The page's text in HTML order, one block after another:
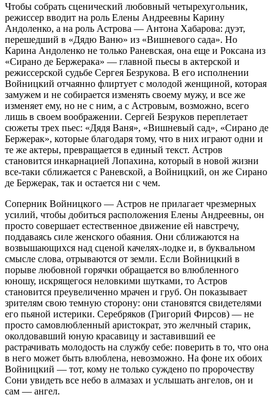
Чтобы собрать сценический любовный четырехугольник,
режиссер вводит на роль Елены Андреевны Карину
Андоленко, а на роль Астрова — Антона Хабарова: дуэт,
перешедший в «Дядю Ваню» из «Вишневого сада». Но
Карина Андоленко не только Раневская, она еще и Роксана из
«Сирано де Бержерака» — главной пьесы в актерской и
режиссерской судьбе Сергея Безрукова. В его исполнении
Войницкий отчаянно флиртует с молодой женщиной, которая
замужем и не собирается изменять своему мужу, и все же
изменяет ему, но не с ним, а с Астровым, возможно, всего
лишь в своем воображении. Сергей Безруков переплетает
сюжеты трех пьес: «Дядя Ваня», «Вишневый сад», «Сирано де
Бержерак», которые благодаря тому, что в них играют одни и
те же актеры, превращается в единый текст. Астров
становится инкарнацией Лопахина, который в новой жизни
все-таки сближается с Раневской, а Войницкий, он же Сирано
де Бержерак, так и остается ни с чем.
Соперник Войницкого — Астров не прилагает чрезмерных
усилий, чтобы добиться расположения Елены Андреевны, он
просто совершает естественное движение ей навстречу,
поддаваясь силе женского обаяния. Они сближаются на
возвышающихся над сценой качелях-лодке и, в буквальном
смысле слова, отрываются от земли. Если Войницкий в
порыве любовной горячки обращается во влюбленного
юношу, искрящегося неловкими шутками, то Астров
становится преувеличенно мрачен и груб. Он показывает
зрителям свою темную сторону: они становятся свидетелями
его пьяной истерики. Серебряков (Григорий Фирсов) — не
просто самовлюбленный аристократ, это желчный старик,
околдовавший юную красавицу и заставивший ее
растрачивать молодость на службу себе: поверить в то, что она
в него может быть влюблена, невозможно. На фоне их обоих
Войницкий — тот, кому не только суждено по пророчеству
Сони увидеть все небо в алмазах и услышать ангелов, он и
сам — ангел.